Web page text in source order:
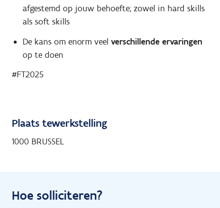
afgestemd op jouw behoefte; zowel in hard skills
als soft skills
De kans om enorm veel verschillende ervaringen
op te doen
#FT2025
Plaats tewerkstelling
1000 BRUSSEL
Hoe solliciteren?